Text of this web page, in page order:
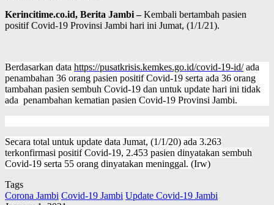
Kerincitime.co.id, Berita Jambi –Kembali bertambah pasien
positif Covid-19 Provinsi Jambi hari ini Jumat, (1/1/21).
Berdasarkan data https://pusatkrisis.kemkes.go.id/covid-19-id/ada
penambahan 36 orang pasien positif Covid-19 serta ada 36 orang
tambahan pasien sembuh Covid-19 dan untuk update hari ini tidak
ada penambahan kematian pasien Covid-19 Provinsi Jambi.
Secara total untuk update data Jumat, (1/1/20) ada 3.263
terkonfirmasi positif Covid-19, 2.453 pasien dinyatakan sembuh
Covid-19 serta 55 orang dinyatakan meninggal. (Irw)
Tags
Corona Jambi Covid-19 Jambi Update Covid-19 Jambi